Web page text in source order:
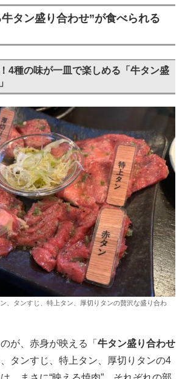
タン盛り合わせ”が食べられる
4種の味が一皿で楽しめる「牛タン盛
、タンすじ、特上タン、厚切りタンの贅沢な盛り合わ
が、赤身が映える「 牛タン盛り合わせ
、タンすじ、特上タン、厚切りタンの4